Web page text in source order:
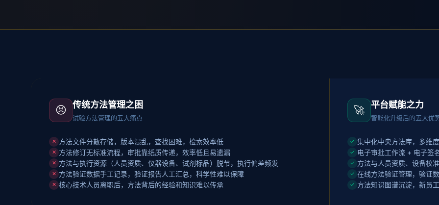
😣 传统方法管理之困
试验方法管理的五大痛点
✕ 方法文件分散存储，版本混乱，查找困难，检索效率低
✕ 方法修订无标准流程，审批靠纸质传递，效率低且易遗漏
✕ 方法与执行资源（人员资质、仪器设备、试剂标品）脱节，执行偏差频发
✕ 方法验证数据手工记录，验证报告人工汇总，科学性难以保障
✕ 核心技术人员离职后，方法背后的经验和知识难以传承
🚀 平台赋能之力
智能化升级后的五大优
✓ 集中化中央方法库，多维
✓ 电子审批工作流 + 电子签
✓ 方法与人员资质、设备校
✓ 在线方法验证管理，验证
✓ 方法知识图谱沉淀，新员